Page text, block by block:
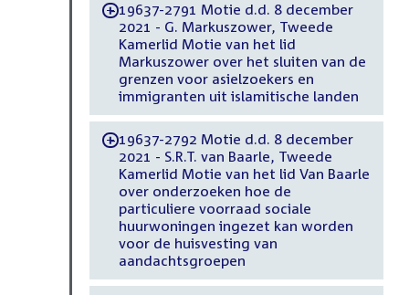
-19637-2791 Motie d.d. 8 december
2021 - G. Markuszower, Tweede
Kamerlid Motie van het lid
Markuszower over het sluiten van de
grenzen voor asielzoekers en
immigranten uit islamitische landen
-19637-2792 Motie d.d. 8 december
2021 - S.R.T. van Baarle, Tweede
Kamerlid Motie van het lid Van Baarle
over onderzoeken hoe de
particuliere voorraad sociale
huurwoningen ingezet kan worden
voor de huisvesting van
aandachtsgroepen